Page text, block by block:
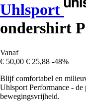
Uhlsport
ondershirt
Vanaf
€ 50,00 € 25,88 -48%
Blijf comfortabel en
Uhlsport Performance - de
bewegingsvrijheid.